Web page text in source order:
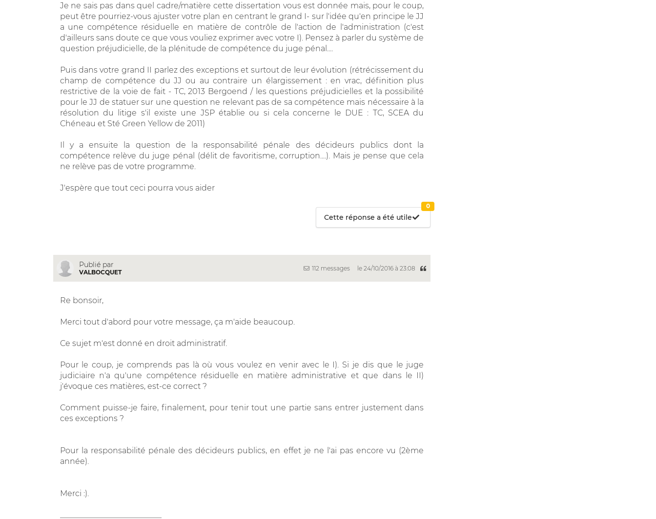
Je ne sais pas dans quel cadre/matière cette dissertation vous est donnée mais, pour le coup,
peut être pourriez-vous ajuster votre plan en centrant le grand I- sur l'idée qu'en principe le JJ
a une compétence résiduelle en matière de contrôle de l'action de l'administration (c'est
d'ailleurs sans doute ce que vous vouliez exprimer avec votre I). Pensez à parler du système de
question préjudicielle, de la plénitude de compétence du juge pénal....
Puis dans votre grand II parlez des exceptions et surtout de leur évolution (rétrécissement du
champ de compétence du JJ ou au contraire un élargissement : en vrac, définition plus
restrictive de la voie de fait - TC, 2013 Bergoend / les questions préjudicielles et la possibilité
pour le JJ de statuer sur une question ne relevant pas de sa compétence mais nécessaire à la
résolution du litige s'il existe une JSP établie ou si cela concerne le DUE : TC, SCEA du
Chéneau et Sté Green Yellow de 2011)
Il y a ensuite la question de la responsabilité pénale des décideurs publics dont la
compétence relève du juge pénal (délit de favoritisme, corruption....). Mais je pense que cela
ne relève pas de votre programme.
J'espère que tout ceci pourra vous aider
Cette réponse a été utile
0
Publié par
VALBOCQUET
112 messages le 24/10/2016 à 23:08
Re bonsoir,
Merci tout d'abord pour votre message, ça m'aide beaucoup.
Ce sujet m'est donné en droit administratif.
Pour le coup, je comprends pas là où vous voulez en venir avec le I). Si je dis que le juge
judiciaire n'a qu'une compétence résiduelle en matière administrative et que dans le II)
j'évoque ces matières, est-ce correct ?
Comment puisse-je faire, finalement, pour tenir tout une partie sans entrer justement dans
ces exceptions ?
Pour la responsabilité pénale des décideurs publics, en effet je ne l'ai pas encore vu (2ème
année).
Merci :).